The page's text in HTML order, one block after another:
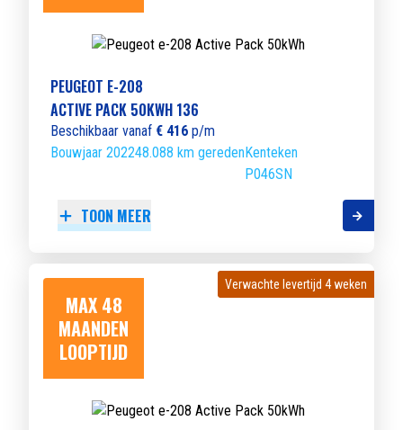
PEUGEOT E-208
ACTIVE PACK 50KWH 136
Beschikbaar vanaf € 416 p/m
Bouwjaar 202248.088 km geredenKenteken
P046SN
TOON MEER
MAX 48
MAANDEN
LOOPTIJD
Verwachte levertijd 4 weken
Verwachte levertijd 4 weken